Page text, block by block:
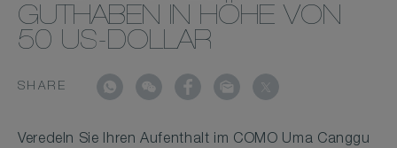
GUTHABEN IN HÖHE VON
50 US-DOLLAR
SHARE
Veredeln Sie Ihren Aufenthalt im COMO Uma Canggu